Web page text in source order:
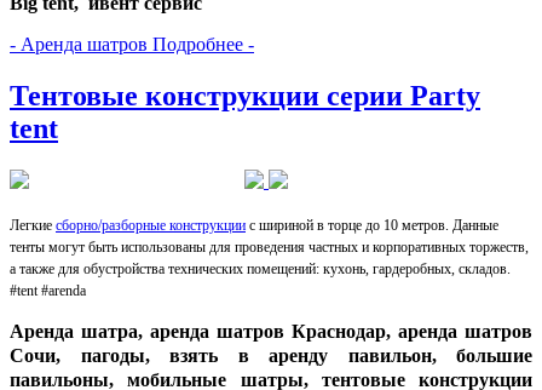
- Аренда шатров Подробнее -
Тентовые конструкции серии Party
tent
Легкие сборно/разборные конструкции с шириной в торце до 10 метров. Данные
тенты могут быть использованы для проведения частных и корпоративных торжеств,
а также для обустройства технических помещений: кухонь, гардеробных, складов.
#tent #arenda
Аренда шатра, аренда шатров Краснодар, аренда шатров
Сочи, пагоды, взять в аренду павильон, большие
павильоны, мобильные шатры, тентовые конструкции